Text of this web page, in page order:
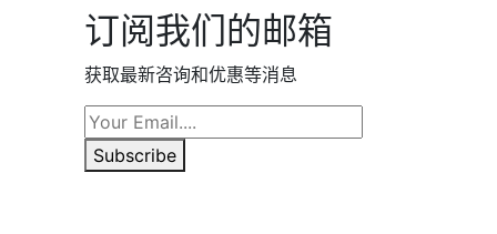
订阅我们的邮箱
获取最新咨询和优惠等消息
Subscribe